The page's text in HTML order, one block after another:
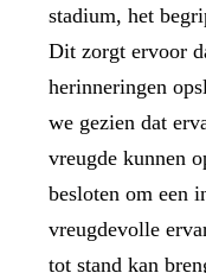
stadium, het
Dit zorgt ervoor
herinneringen
we gezien dat
vreugde kunnen
besloten om een
vreugdevolle
tot stand kan